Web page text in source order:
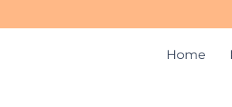
Home